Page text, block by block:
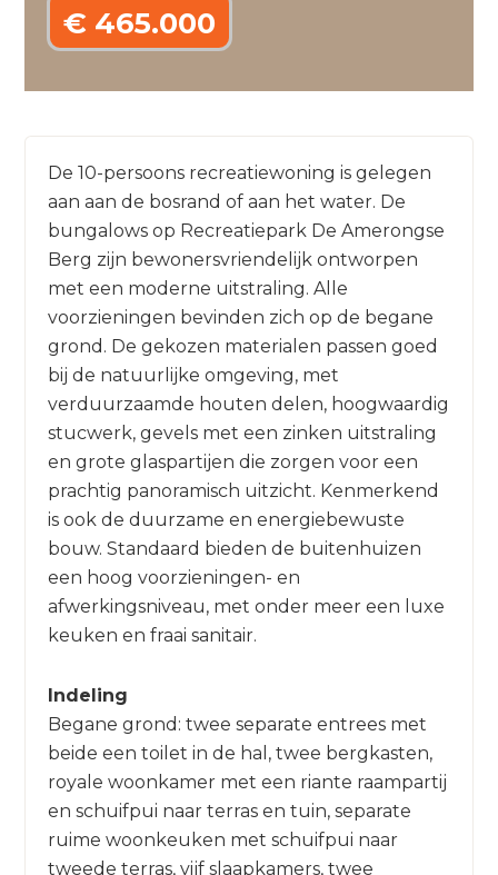
€ 465.000
De 10-persoons recreatiewoning is gelegen
aan aan de bosrand of aan het water. De
bungalows op Recreatiepark De Amerongse
Berg zijn bewonersvriendelijk ontworpen
met een moderne uitstraling. Alle
voorzieningen bevinden zich op de begane
grond. De gekozen materialen passen goed
bij de natuurlijke omgeving, met
verduurzaamde houten delen, hoogwaardig
stucwerk, gevels met een zinken uitstraling
en grote glaspartijen die zorgen voor een
prachtig panoramisch uitzicht. Kenmerkend
is ook de duurzame en energiebewuste
bouw. Standaard bieden de buitenhuizen
een hoog voorzieningen- en
afwerkingsniveau, met onder meer een luxe
keuken en fraai sanitair.
Indeling
Begane grond: twee separate entrees met
beide een toilet in de hal, twee bergkasten,
royale woonkamer met een riante raampartij
en schuifpui naar terras en tuin, separate
ruime woonkeuken met schuifpui naar
tweede terras, vijf slaapkamers, twee